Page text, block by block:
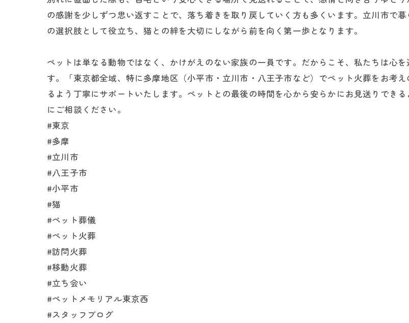
の感謝を少しずつ思い返すことで、落ち着きを取り戻していく方も多くいます。立川市で
の選択肢として役立ち、猫との絆を大切にしながら前を向く第一歩となります。
ペットは単なる動物ではなく、かけがえのない家族の一員です。だからこそ、私たちは心
す。「東京都全域、特に多摩地区（小平市・立川市・八王子市など）でペット火葬をお考
るよう丁寧にサポートいたします。ペットとの最後の時間を心から安らかにお見送りでき
にご相談ください。
#東京
#多摩
#立川市
#八王子市
#小平市
#猫
#ペット葬儀
#ペット火葬
#訪問火葬
#移動火葬
#立ち会い
#ペットメモリアル東京西
#スタッフブログ